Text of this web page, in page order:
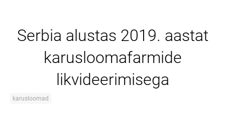
Serbia alustas 2019. aastat
karusloomafarmide
likvideerimisega
karusloomad